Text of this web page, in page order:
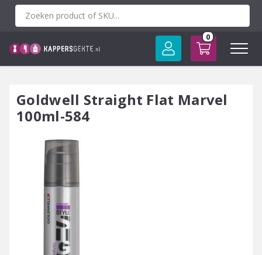
Spring
0
Goldwell Straight Flat Marvel
100ml-584